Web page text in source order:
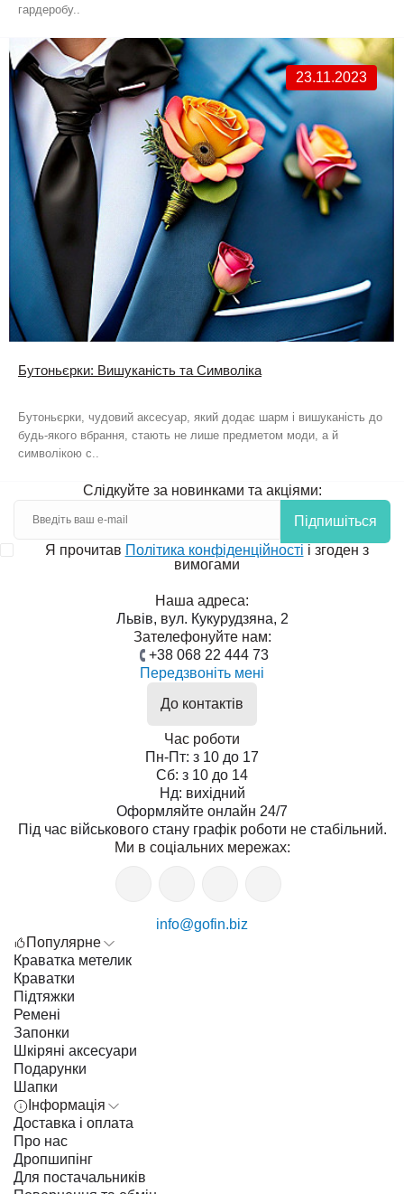
гардеробу..
23.11.2023
Бутоньєрки: Вишуканість та Символіка
Бутоньєрки, чудовий аксесуар, який додає шарм і вишуканість до
будь-якого вбрання, стають не лише предметом моди, а й
символікою с..
Слідкуйте за новинками та акціями:
Підпишіться
Я прочитав Політика конфіденційності і згоден з
вимогами
Наша адреса:
Львів, вул. Кукурудзяна, 2
Зателефонуйте нам:
+38 068 22 444 73
Передзвоніть мені
До контактів
Час роботи
Пн-Пт: з 10 до 17
Сб: з 10 до 14
Нд: вихідний
Оформляйте онлайн 24/7
Під час військового стану графік роботи не стабільний.
Ми в соціальних мережах:
info@gofin.biz
Популярне
Краватка метелик
Краватки
Підтяжки
Ремені
Запонки
Шкіряні аксесуари
Подарунки
Шапки
Інформація
Доставка і оплата
Про нас
Дропшипінг
Для постачальників